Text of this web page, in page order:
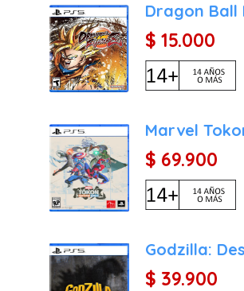
Dragon Ball
$ 15.000
Marvel
$ 69.900
Godzilla:
$ 39.900